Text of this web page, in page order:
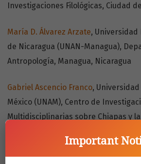
Investigaciones Filológicas, Ciudad
María D. Álvarez Arzate, Universidad
de Nicaragua (UNAN-Managua),
Antropología, Managua, Nicaragua
Gabriel Ascencio Franco,
México (UNAM), Centro de
Multidisciplinarias sobre Chiapas y
Andrea Ballestero, Rice University,
Important